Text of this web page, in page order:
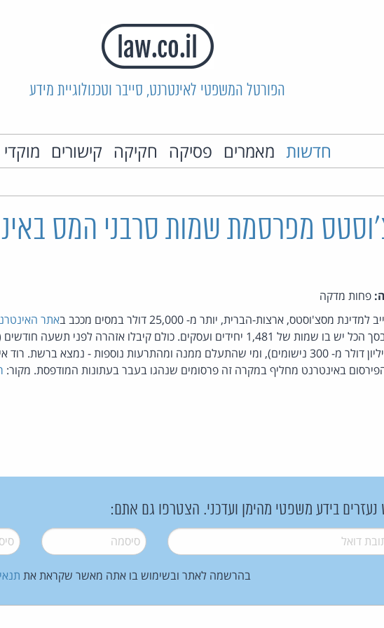
הפורטל המשפטי לאינטרנט, סייבר וטכנולוגיית מידע
חדשות מאמרים פסיקה חקיקה קישורים
מפרסמת שמות סרבני המס
פחות מדקה
מסצ'וסטס, ארצות-הברית, יותר מ- 25,000 דולר במסים מככב ב
אתר
המדינה. בסך הכל יש בו שמות של 1,481 יחידים ועסקים. כולם קיבלו אזהרה
של 1.5 מיליון דולר מ- 300 נישומים), ומי שהתעלם ממנה ומהתרעות נוספות - נמצא
באינטרנט מחליף במקרה זה פרסומים שנהגו בעבר בעתונות המודפסת. מקור:
נעזרים בידע משפטי מהימן ועדכני. הצטרפו גם אתם:
* סיסמה*
בהרשמה לאתר ובשימוש בו אתה מאשר שקראת את